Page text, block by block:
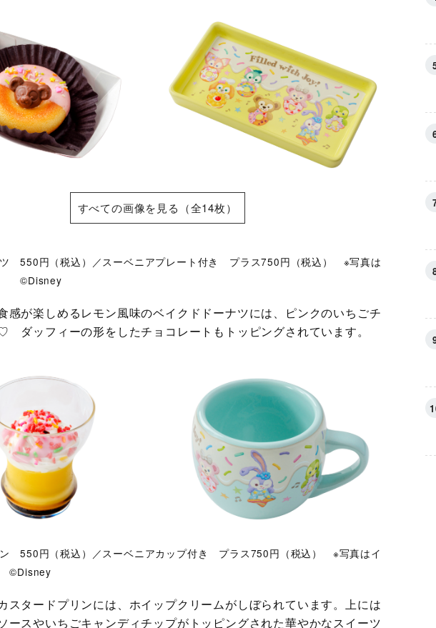
すべての画像を見る（全14枚）
550円（税込）／スーベニアプレート付き プラス750円（税込） ※写真は
©Disney
感が楽しめるレモン風味のベイクドドーナツには、ピンクのいちごチ
ダッフィーの形をしたチョコレートもトッピングされています。
550円（税込）／スーベニアカップ付き プラス750円（税込） ※写真はイ
©Disney
スタードプリンには、ホイップクリームがしぼられています。上には
ースやいちごキャンディチップがトッピングされた華やかなスイーツ